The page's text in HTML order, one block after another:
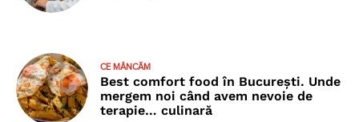
CE MÂNCĂM
Best comfort food în București. Unde
mergem noi când avem nevoie de
terapie… culinară